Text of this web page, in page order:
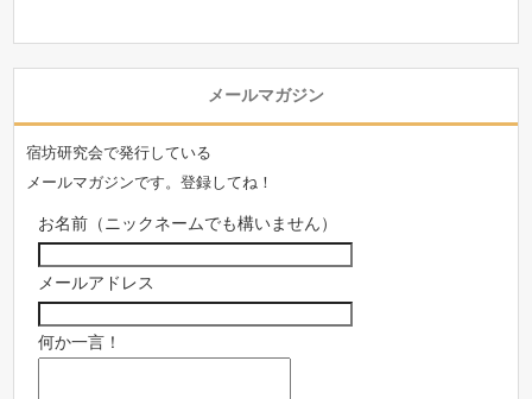
メールマガジン
宿坊研究会で発行している
メールマガジンです。登録してね！
お名前（ニックネームでも構いません）
メールアドレス
何か一言！